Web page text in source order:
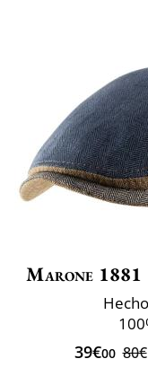
Marone 1881
39€00 80€